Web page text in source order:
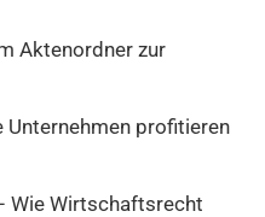
Aktenordner zur
profitieren
Wie Wirtschaftsrecht